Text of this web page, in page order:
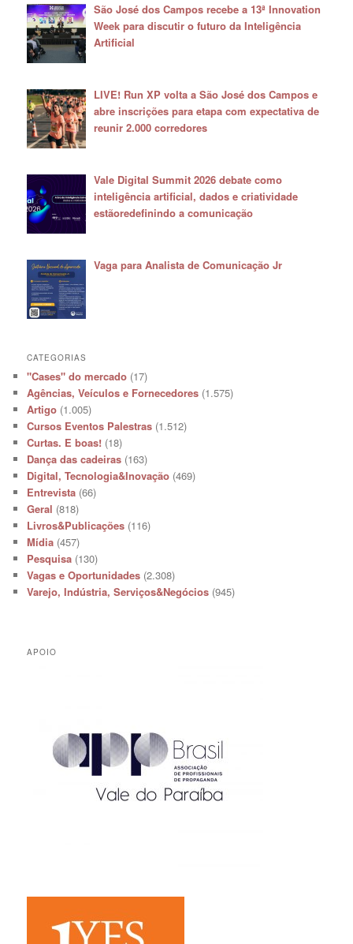
São José dos Campos recebe a 13ª Innovation
Week para discutir o futuro da Inteligência
Artificial
LIVE! Run XP volta a São José dos Campos e
abre inscrições para etapa com expectativa de
reunir 2.000 corredores
Vale Digital Summit 2026 debate como
inteligência artificial, dados e criatividade
estãoredefinindo a comunicação
Vaga para Analista de Comunicação Jr
CATEGORIAS
"Cases" do mercado (17)
Agências, Veículos e Fornecedores (1.575)
Artigo (1.005)
Cursos Eventos Palestras (1.512)
Curtas. E boas! (18)
Dança das cadeiras (163)
Digital, Tecnologia&Inovação (469)
Entrevista (66)
Geral (818)
Livros&Publicações (116)
Mídia (457)
Pesquisa (130)
Vagas e Oportunidades (2.308)
Varejo, Indústria, Serviços&Negócios (945)
APOIO